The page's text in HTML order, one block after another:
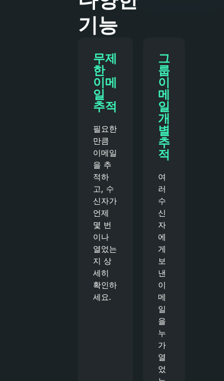
기능
무제
한
이메
일
추적
필요한
만큼
이메일
을 추
적하
고, 수
신자가
언제
몇 번
이나
열었는
지 상
세히
확인하
세요.
그
룹
이
메
일
개
별
추
적
여
러
수
신
자
에
게
보
낸
이
메
일
을
누
가
열
었